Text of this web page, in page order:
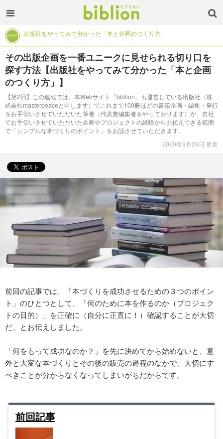
出版社をやってみて分かった「本と企画のつくり方」
その出版企画を一番ユニークに見せられる切り口を
探す方法【出版社をやってみて分かった「本と企画
のつくり方」】
【第2回】この連載では、本Webサイト「biblion」も運営している出版社（株
式会社masterpeaceと申します）でこれまで100冊ほどの書籍企画・編集・発行
をお手伝いさせていただいた筆者（代表兼編集者をやっております）が、自社
でお手伝いさせていただいた企画やプロジェクトの経験からお伝えできる範囲
で「シンプルな本づくりのポイント」をお話させていただきます。
2020年9月29日 更新
前回の記事では、「本づくりを成功させるための３つのポイン
ト」のひとつとして、「何のために本を作るのか（プロジェク
トの目的）」を正確に（自分に正直に！）確認することが大切
だ、とお伝えしました。
「何をもって成功なのか？」を先に決めてから始めないと、意
外と大変な本づくりとその後の販売の過程のなかで、大切にす
べきことが分からなくなってしまいがちだからです。
前回記事